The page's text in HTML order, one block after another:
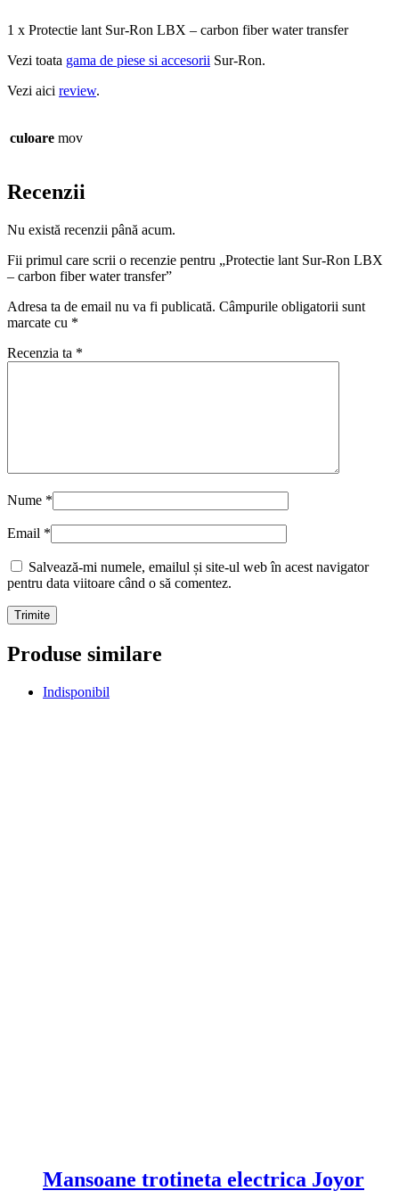
1 x Protectie lant Sur-Ron LBX – carbon fiber water transfer
Vezi toata gama de piese si accesorii Sur-Ron.
Vezi aici review.
culoare mov
Recenzii
Nu există recenzii până acum.
Fii primul care scrii o recenzie pentru „Protectie lant Sur-Ron LBX
– carbon fiber water transfer”
Adresa ta de email nu va fi publicată. Câmpurile obligatorii sunt
marcate cu *
Recenzia ta *
Nume *
Email *
Salvează-mi numele, emailul și site-ul web în acest navigator
pentru data viitoare când o să comentez.
Produse similare
Indisponibil
Mansoane trotineta electrica Joyor